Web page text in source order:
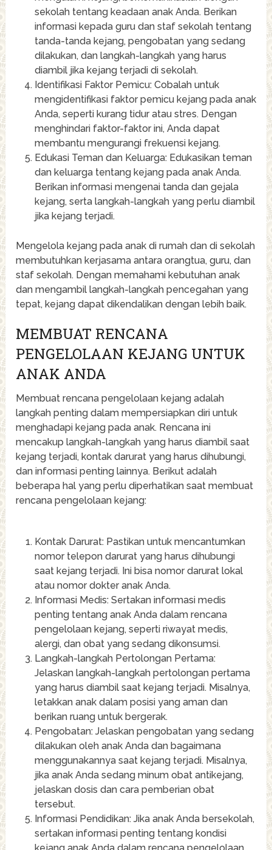
sekolah tentang keadaan anak Anda. Berikan
informasi kepada guru dan staf sekolah tentang
tanda-tanda kejang, pengobatan yang sedang
dilakukan, dan langkah-langkah yang harus
diambil jika kejang terjadi di sekolah.
Identifikasi Faktor Pemicu: Cobalah untuk
mengidentifikasi faktor pemicu kejang pada anak
Anda, seperti kurang tidur atau stres. Dengan
menghindari faktor-faktor ini, Anda dapat
membantu mengurangi frekuensi kejang.
Edukasi Teman dan Keluarga: Edukasikan teman
dan keluarga tentang kejang pada anak Anda.
Berikan informasi mengenai tanda dan gejala
kejang, serta langkah-langkah yang perlu diambil
jika kejang terjadi.
Mengelola kejang pada anak di rumah dan di sekolah
membutuhkan kerjasama antara orangtua, guru, dan
staf sekolah. Dengan memahami kebutuhan anak
dan mengambil langkah-langkah pencegahan yang
tepat, kejang dapat dikendalikan dengan lebih baik.
MEMBUAT RENCANA
PENGELOLAAN KEJANG UNTUK
ANAK ANDA
Membuat rencana pengelolaan kejang adalah
langkah penting dalam mempersiapkan diri untuk
menghadapi kejang pada anak. Rencana ini
mencakup langkah-langkah yang harus diambil saat
kejang terjadi, kontak darurat yang harus dihubungi,
dan informasi penting lainnya. Berikut adalah
beberapa hal yang perlu diperhatikan saat membuat
rencana pengelolaan kejang:
Kontak Darurat: Pastikan untuk mencantumkan
nomor telepon darurat yang harus dihubungi
saat kejang terjadi. Ini bisa nomor darurat lokal
atau nomor dokter anak Anda.
Informasi Medis: Sertakan informasi medis
penting tentang anak Anda dalam rencana
pengelolaan kejang, seperti riwayat medis,
alergi, dan obat yang sedang dikonsumsi.
Langkah-langkah Pertolongan Pertama:
Jelaskan langkah-langkah pertolongan pertama
yang harus diambil saat kejang terjadi. Misalnya,
letakkan anak dalam posisi yang aman dan
berikan ruang untuk bergerak.
Pengobatan: Jelaskan pengobatan yang sedang
dilakukan oleh anak Anda dan bagaimana
menggunakannya saat kejang terjadi. Misalnya,
jika anak Anda sedang minum obat antikejang,
jelaskan dosis dan cara pemberian obat
tersebut.
Informasi Pendidikan: Jika anak Anda bersekolah,
sertakan informasi penting tentang kondisi